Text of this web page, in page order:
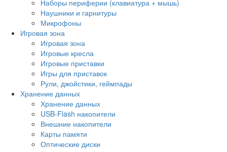
Наборы периферии (клавиатура + мышь)
Наушники и гарнитуры
Микрофоны
Игровая зона
Игровая зона
Игровые кресла
Игровые приставки
Игры для приставок
Рули, джойстики, геймпады
Хранение данных
Хранение данных
USB-Flash накопители
Внешние накопители
Карты памяти
Оптические диски